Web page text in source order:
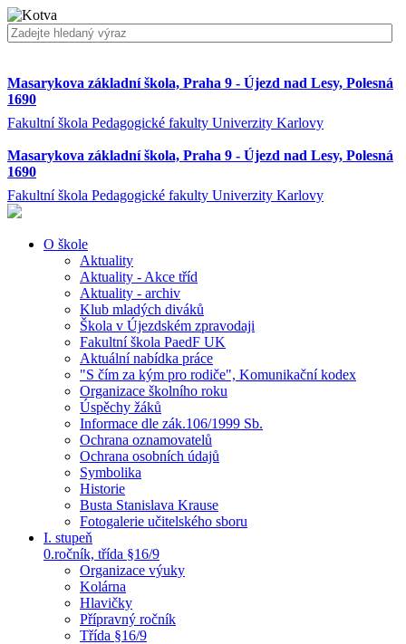
Masarykova základní škola, Praha 9 - Újezd nad Lesy, Polesná
1690
Fakultní škola Pedagogické fakulty Univerzity Karlovy
Masarykova základní škola, Praha 9 - Újezd nad Lesy, Polesná
1690
Fakultní škola Pedagogické fakulty Univerzity Karlovy
O škole
Aktuality
Aktuality - Akce tříd
Aktuality - archiv
Klub mladých diváků
Škola v Újezdském zpravodaji
Fakultní škola PaedF UK
Aktuální nabídka práce
"S čím za kým pro rodiče", Komunikační kodex
Organizace školního roku
Úspěchy žáků
Informace dle zák.106/1999 Sb.
Ochrana oznamovatelů
Ochrana osobních údajů
Symbolika
Historie
Busta Stanislava Krause
Fotogalerie učitelského sboru
I. stupeň
0.ročník, třída §16/9
Organizace výuky
Kolárna
Hlavičky
Přípravný ročník
Třída §16/9